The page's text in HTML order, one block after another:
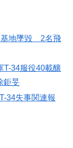
基地墜毀 2名飛
T-34服役40載釀
鉅旻
34失事関連報